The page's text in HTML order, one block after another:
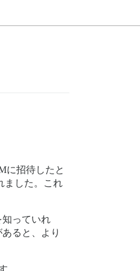
に招待したと
ました。これ
っていれ
ると、より